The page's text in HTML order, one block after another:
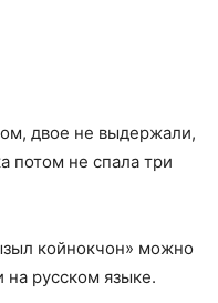
двое не выдержали,
потом не спала три
койнокчон» можно
на русском языке.